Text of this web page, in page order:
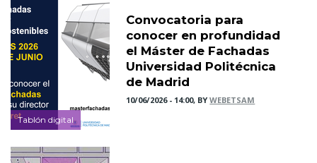
Tablón digital
Convocatoria para
conocer en profundidad
el Máster de Fachadas
Universidad Politécnica
de Madrid
10/06/2026 - 14:00, BYWEBETSAM